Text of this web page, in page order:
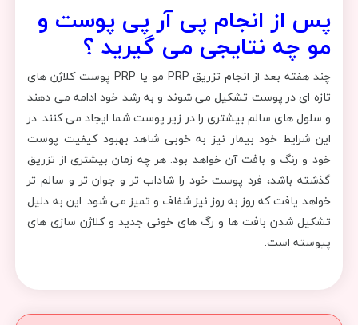
پس از انجام پی آر پی پوست و
مو چه نتایجی می گیرید ؟
چند هفته بعد از انجام تزریق PRP مو یا PRP پوست کلاژن های
تازه ای در پوست تشکیل می شوند و به رشد خود ادامه می دهند
و سلول های سالم بیشتری را در زیر پوست شما ایجاد می کنند. در
این شرایط خود بیمار نیز به خوبی شاهد بهبود کیفیت پوست
خود و رنگ و بافت آن خواهد بود. هر چه زمان بیشتری از تزریق
گذشته باشد، فرد پوست خود را شاداب تر و جوان تر و سالم تر
خواهد یافت که روز به روز نیز شفاف و تمیز می شود. این به دلیل
تشکیل شدن بافت ها و رگ های خونی جدید و کلاژن سازی های
پیوسته است.